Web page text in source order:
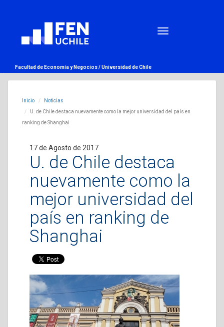
Facultad de Economía y Negocios /Universidad de Chile
Inicio
Noticias
U. de Chile destaca nuevamente como la mejor universidad del país en
ranking de Shanghai
17 de Agosto de 2017
U. de Chile destaca
nuevamente como la
mejor universidad del
país en ranking de
Shanghai